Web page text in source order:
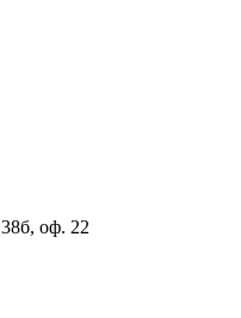
оф. 22